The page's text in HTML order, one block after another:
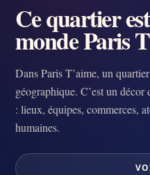
infinis.
urban, and creative.
Ce quartier
monde Paris
Dans Paris T’aime, un
géographique. C’est un
: lieux, équipes, commerces,
humaines.